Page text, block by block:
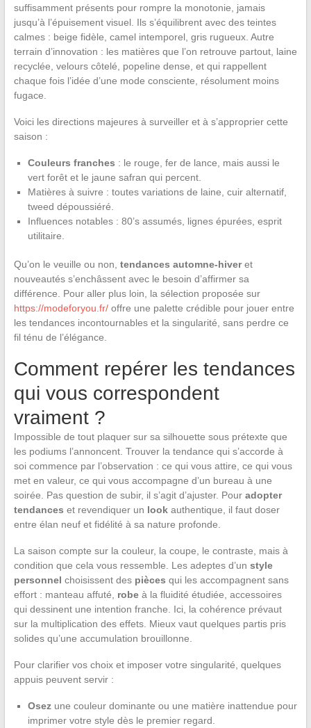
suffisamment présents pour rompre la monotonie, jamais
jusqu’à l’épuisement visuel. Ils s’équilibrent avec des teintes
calmes : beige fidèle, camel intemporel, gris rugueux. Autre
terrain d’innovation : les matières que l’on retrouve partout, laine
recyclée, velours côtelé, popeline dense, et qui rappellent
chaque fois l’idée d’une mode consciente, résolument moins
fugace.
Voici les directions majeures à surveiller et à s’approprier cette
saison :
Couleurs franches : le rouge, fer de lance, mais aussi le
vert forêt et le jaune safran qui percent.
Matières à suivre : toutes variations de laine, cuir alternatif,
tweed dépoussiéré.
Influences notables : 80’s assumés, lignes épurées, esprit
utilitaire.
Qu’on le veuille ou non, tendances automne-hiveret
nouveautés s’enchâssent avec le besoin d’affirmer sa
différence. Pour aller plus loin, la sélection proposée sur
https://modeforyou.fr/offre une palette crédible pour jouer entre
les tendances incontournables et la singularité, sans perdre ce
fil ténu de l’élégance.
Comment repérer les tendances
qui vous correspondent
vraiment ?
Impossible de tout plaquer sur sa silhouette sous prétexte que
les podiums l’annoncent. Trouver la tendance qui s’accorde à
soi commence par l’observation : ce qui vous attire, ce qui vous
met en valeur, ce qui vous accompagne d’un bureau à une
soirée. Pas question de subir, il s’agit d’ajuster. Pour adopter
tendances et revendiquer un lookauthentique, il faut doser
entre élan neuf et fidélité à sa nature profonde.
La saison compte sur la couleur, la coupe, le contraste, mais à
condition que cela vous ressemble. Les adeptes d’un style
personnel choisissent des pièces qui les accompagnent sans
effort : manteau affuté, robeà la fluidité étudiée, accessoires
qui dessinent une intention franche. Ici, la cohérence prévaut
sur la multiplication des effets. Mieux vaut quelques partis pris
solides qu’une accumulation brouillonne.
Pour clarifier vos choix et imposer votre singularité, quelques
appuis peuvent servir :
Osezune couleur dominante ou une matière inattendue pour
imprimer votre style dès le premier regard.